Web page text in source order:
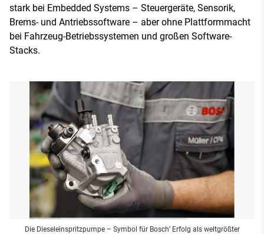
stark bei Embedded Systems – Steuergeräte, Sensorik,
Brems- und Antriebssoftware – aber ohne Plattformmacht
bei Fahrzeug-Betriebssystemen und großen Software-
Stacks.
Die Dieseleinspritzpumpe – Symbol für Bosch’ Erfolg als weltgrößter